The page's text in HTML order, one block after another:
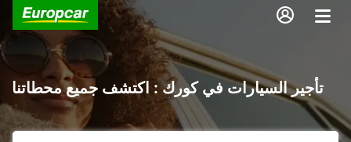
تأجير السيارات في كورك : اكتشف جميع محطاتنا